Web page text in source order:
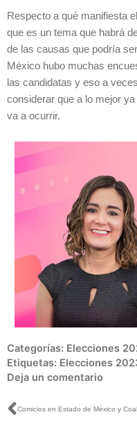
Respecto a qué manifiesta
que es un tema que habrá
de las causas que podría
México hubo muchas
las candidatas y eso a
considerar que a lo mejor
va a ocurrir.
Categorías: Elecciones
Etiquetas: Elecciones
Deja un comentario
Ant